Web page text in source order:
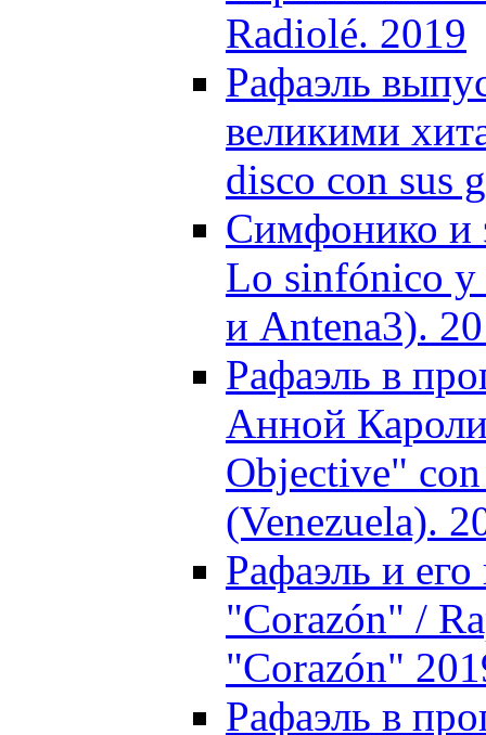
Radiolé. 2019
Рафаэль
великими
disco con sus
Симфонико и
Lo sinfónico
и Antena3).
Рафаэль в
Анной
Objective"
(Venezuela).
Рафаэль и
"Corazón" /
"Corazón"
Рафаэль в